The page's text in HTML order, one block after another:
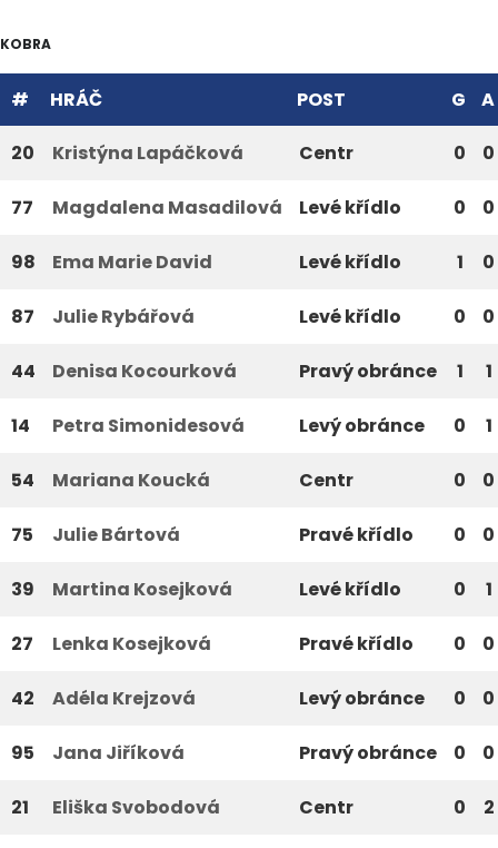
KOBRA
# HRÁČ POST G A
20 Kristýna Lapáčková Centr 0 0
77 Magdalena Masadilová Levé křídlo 0 0
98 Ema Marie David Levé křídlo 1 0
87 Julie Rybářová Levé křídlo 0 0
44 Denisa Kocourková Pravý obránce 1 1
14 Petra Simonidesová Levý obránce 0 1
54 Mariana Koucká Centr 0 0
75 Julie Bártová Pravé křídlo 0 0
39 Martina Kosejková Levé křídlo 0 1
27 Lenka Kosejková Pravé křídlo 0 0
42 Adéla Krejzová Levý obránce 0 0
95 Jana Jiříková Pravý obránce 0 0
21 Eliška Svobodová Centr 0 2